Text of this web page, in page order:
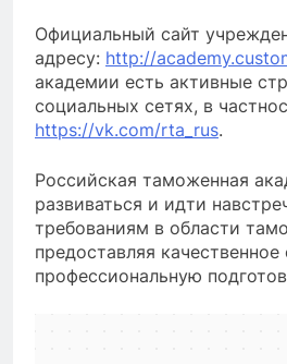
Официальный сайт
адресу: http://
академии есть активные
социальных сетях, в
https://vk.com/rta_rus.
Российская таможенная
развиваться и идти
требованиям в области
предоставляя
профессиональную